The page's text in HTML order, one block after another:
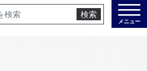
検索
メニュー